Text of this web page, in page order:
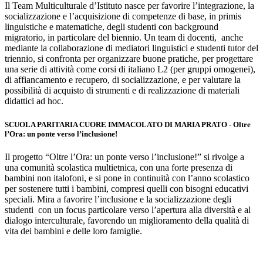
Il Team Multiculturale d’Istituto nasce per favorire l’integrazione, la
socializzazione e l’acquisizione di competenze di base, in primis
linguistiche e matematiche, degli studenti con background
migratorio, in particolare del biennio. Un team di docenti, anche
mediante la collaborazione di mediatori linguistici e studenti tutor del
triennio, si confronta per organizzare buone pratiche, per progettare
una serie di attività come corsi di italiano L2 (per gruppi omogenei),
di affiancamento e recupero, di socializzazione, e per valutare la
possibilità di acquisto di strumenti e di realizzazione di materiali
didattici ad hoc.
SCUOLA PARITARIA CUORE IMMACOLATO DI MARIA PRATO - Oltre
l’Ora: un ponte verso l’inclusione!
Il progetto “Oltre l’Ora: un ponte verso l’inclusione!” si rivolge a
una comunità scolastica multietnica, con una forte presenza di
bambini non italofoni, e si pone in continuità con l’anno scolastico
per sostenere tutti i bambini, compresi quelli con bisogni educativi
speciali. Mira a favorire l’inclusione e la socializzazione degli
studenti con un focus particolare verso l’apertura alla diversità e al
dialogo interculturale, favorendo un miglioramento della qualità di
vita dei bambini e delle loro famiglie.